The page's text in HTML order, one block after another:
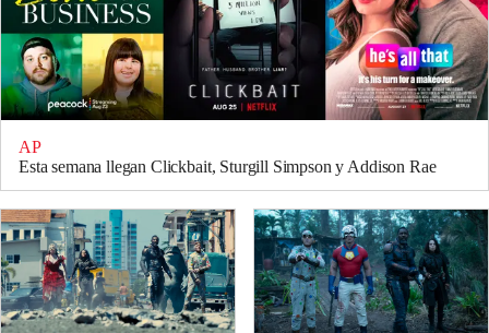
AP
Esta semana llegan Clickbait, Sturgill Simpson y Addison Rae